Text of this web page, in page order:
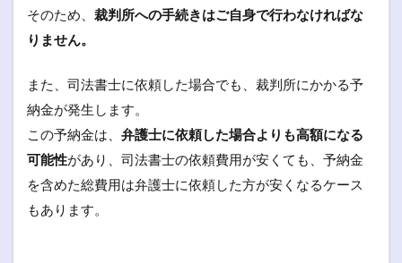
そのため、 裁判所への手続きはご自身で行わなければな
りません。
また、司法書士に依頼した場合でも、裁判所にかかる予
納金が発生します。
この予納金は、 弁護士に依頼した場合よりも高額になる
可能性があり、司法書士の依頼費用が安くても、予納金
を含めた総費用は弁護士に依頼した方が安くなるケース
もあります。